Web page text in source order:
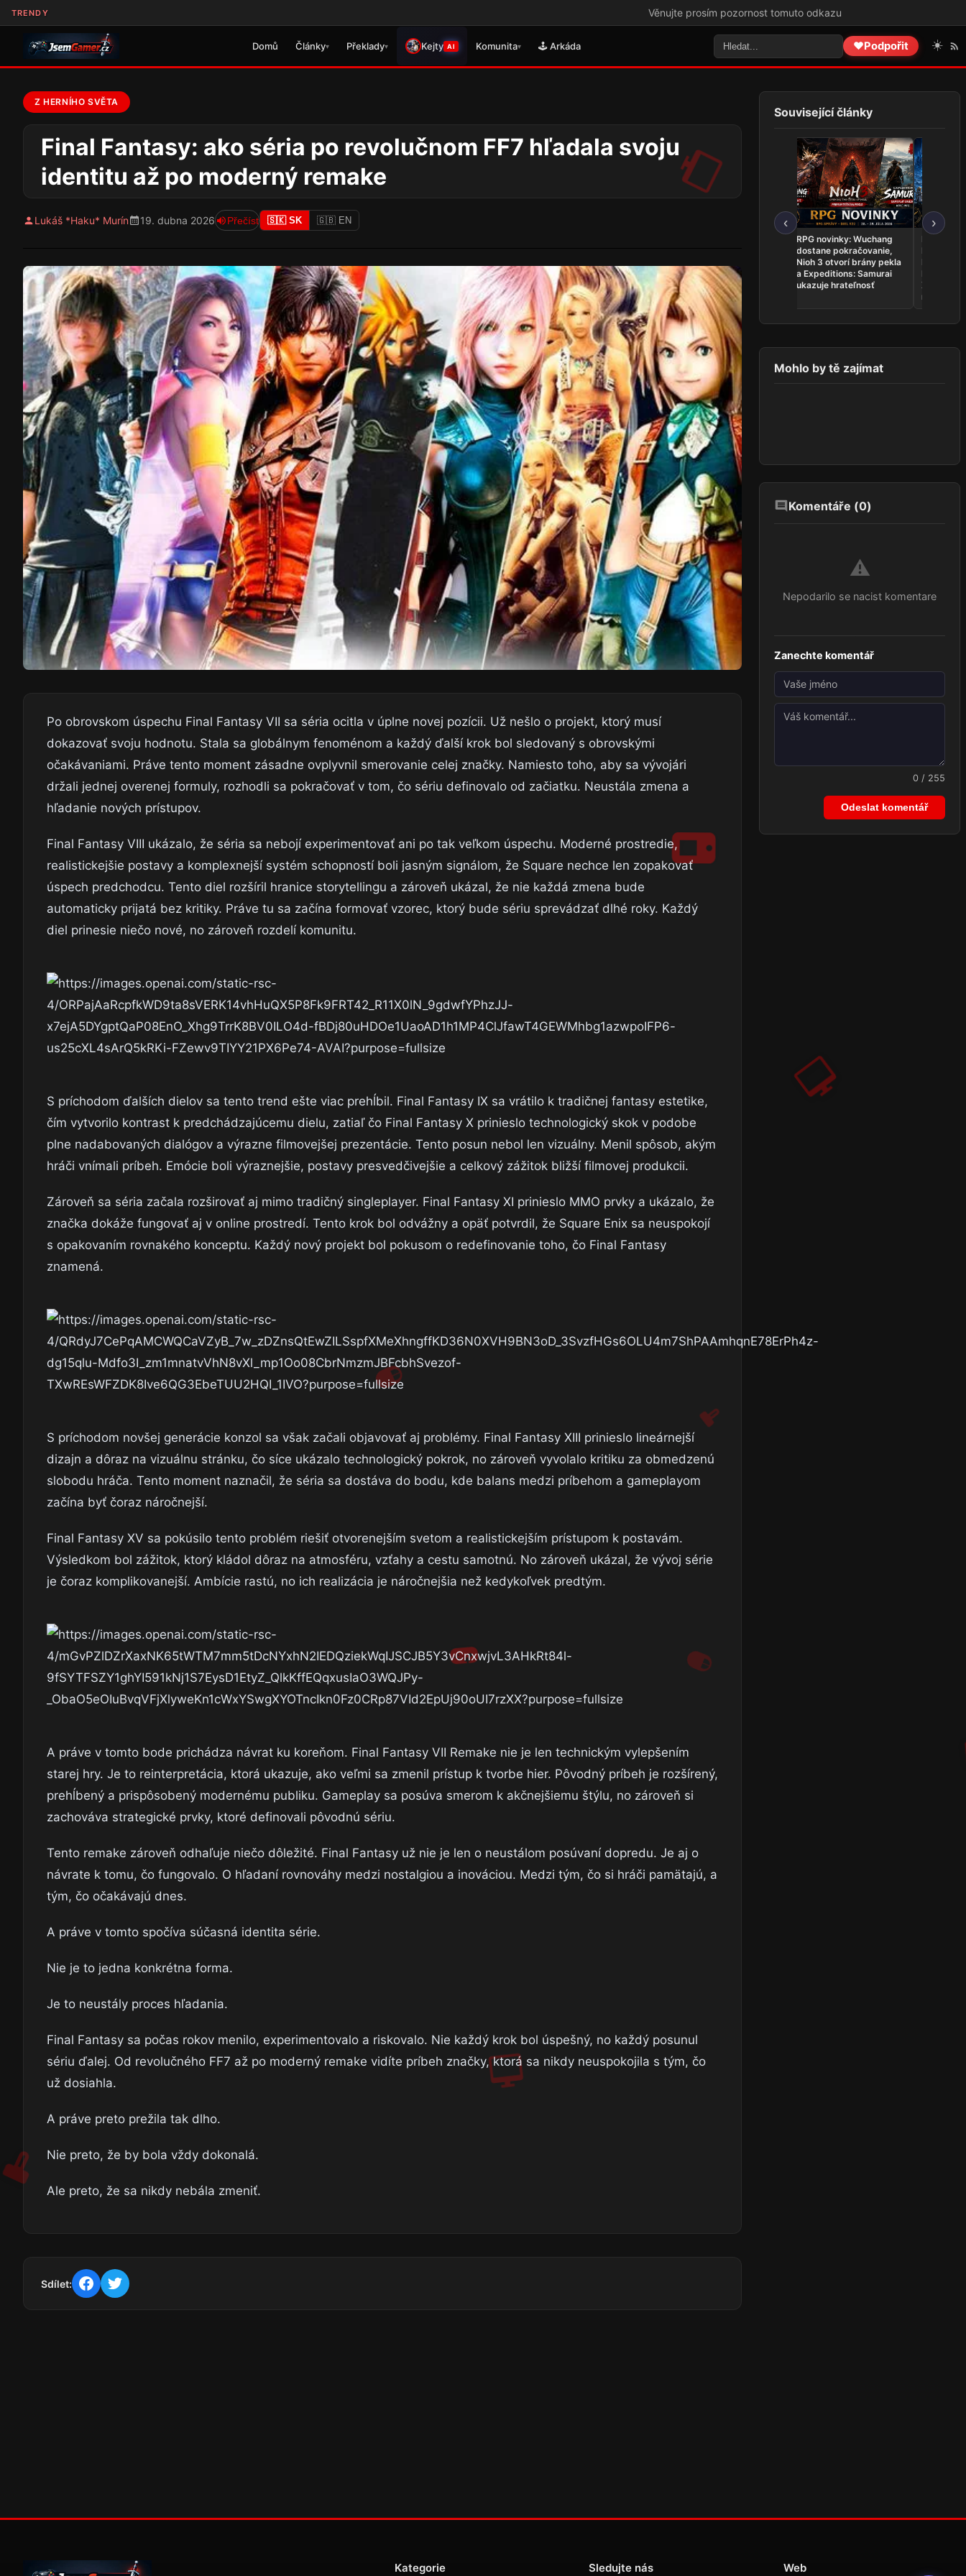
TRENDY Věnujte prosím pozornost tomuto odkazu
Domů Články▾ Překlady▾ Kejty AI Komunita▾ 🕹️ Arkáda ❤️Podpořit ☀️
Z HERNÍHO SVĚTA
Final Fantasy: ako séria po revolučnom FF7 hľadala svoju
identitu až po moderný remake
Lukáš *Haku* Murín 19. dubna 2026 Přečíst 🇸🇰 SK 🇬🇧 EN
Po obrovskom úspechu Final Fantasy VII sa séria ocitla v úplne novej pozícii. Už nešlo o projekt, ktorý musí
dokazovať svoju hodnotu. Stala sa globálnym fenoménom a každý ďalší krok bol sledovaný s obrovskými
očakávaniami. Práve tento moment zásadne ovplyvnil smerovanie celej značky. Namiesto toho, aby sa vývojári
držali jednej overenej formuly, rozhodli sa pokračovať v tom, čo sériu definovalo od začiatku. Neustála zmena a
hľadanie nových prístupov.
Final Fantasy VIII ukázalo, že séria sa nebojí experimentovať ani po tak veľkom úspechu. Moderné prostredie,
realistickejšie postavy a komplexnejší systém schopností boli jasným signálom, že Square nechce len zopakovať
úspech predchodcu. Tento diel rozšíril hranice storytellingu a zároveň ukázal, že nie každá zmena bude
automaticky prijatá bez kritiky. Práve tu sa začína formovať vzorec, ktorý bude sériu sprevádzať dlhé roky. Každý
diel prinesie niečo nové, no zároveň rozdelí komunitu.
S príchodom ďalších dielov sa tento trend ešte viac prehĺbil. Final Fantasy IX sa vrátilo k tradičnej fantasy estetike,
čím vytvorilo kontrast k predchádzajúcemu dielu, zatiaľ čo Final Fantasy X prinieslo technologický skok v podobe
plne nadabovaných dialógov a výrazne filmovejšej prezentácie. Tento posun nebol len vizuálny. Menil spôsob, akým
hráči vnímali príbeh. Emócie boli výraznejšie, postavy presvedčivejšie a celkový zážitok bližší filmovej produkcii.
Zároveň sa séria začala rozširovať aj mimo tradičný singleplayer. Final Fantasy XI prinieslo MMO prvky a ukázalo, že
značka dokáže fungovať aj v online prostredí. Tento krok bol odvážny a opäť potvrdil, že Square Enix sa neuspokojí
s opakovaním rovnakého konceptu. Každý nový projekt bol pokusom o redefinovanie toho, čo Final Fantasy
znamená.
S príchodom novšej generácie konzol sa však začali objavovať aj problémy. Final Fantasy XIII prinieslo lineárnejší
dizajn a dôraz na vizuálnu stránku, čo síce ukázalo technologický pokrok, no zároveň vyvolalo kritiku za obmedzenú
slobodu hráča. Tento moment naznačil, že séria sa dostáva do bodu, kde balans medzi príbehom a gameplayom
začína byť čoraz náročnejší.
Final Fantasy XV sa pokúsilo tento problém riešiť otvorenejším svetom a realistickejším prístupom k postavám.
Výsledkom bol zážitok, ktorý kládol dôraz na atmosféru, vzťahy a cestu samotnú. No zároveň ukázal, že vývoj série
je čoraz komplikovanejší. Ambície rastú, no ich realizácia je náročnejšia než kedykoľvek predtým.
A práve v tomto bode prichádza návrat ku koreňom. Final Fantasy VII Remake nie je len technickým vylepšením
starej hry. Je to reinterpretácia, ktorá ukazuje, ako veľmi sa zmenil prístup k tvorbe hier. Pôvodný príbeh je rozšírený,
prehĺbený a prispôsobený modernému publiku. Gameplay sa posúva smerom k akčnejšiemu štýlu, no zároveň si
zachováva strategické prvky, ktoré definovali pôvodnú sériu.
Tento remake zároveň odhaľuje niečo dôležité. Final Fantasy už nie je len o neustálom posúvaní dopredu. Je aj o
návrate k tomu, čo fungovalo. O hľadaní rovnováhy medzi nostalgiou a inováciou. Medzi tým, čo si hráči pamätajú, a
tým, čo očakávajú dnes.
A práve v tomto spočíva súčasná identita série.
Nie je to jedna konkrétna forma.
Je to neustály proces hľadania.
Final Fantasy sa počas rokov menilo, experimentovalo a riskovalo. Nie každý krok bol úspešný, no každý posunul
sériu ďalej. Od revolučného FF7 až po moderný remake vidíte príbeh značky, ktorá sa nikdy neuspokojila s tým, čo
už dosiahla.
A práve preto prežila tak dlho.
Nie preto, že by bola vždy dokonalá.
Ale preto, že sa nikdy nebála zmeniť.
Sdílet:
Související články
‹
rozvíja posádku a
Crymelight ponúka demo
RPG novinky: Wuchang
dostane pokračovanie,
Nioh 3 otvorí brány pekla
a Expeditions: Samurai
ukazuje hrateľnosť
RPG
Fantasy
Evercold,
Monsters
mieri na
›
Mohlo by tě zajímat
Komentáře (0)
⚠️
Nepodarilo se nacist komentare
Zanechte komentář
0 / 255
Odeslat komentář
Kategorie Sledujte nás Web